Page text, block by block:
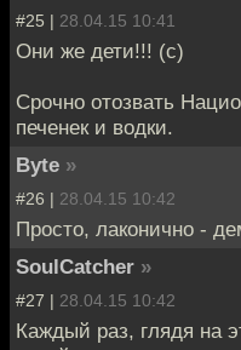
#25 | 28.04.15 10:41
Они же дети!!! (с)
Срочно отозвать
печенек и водки.
Byte »
#26 | 28.04.15 10:42
Просто, лаконично -
SoulCatcher »
#27 | 28.04.15 10:42
Каждый раз, глядя на